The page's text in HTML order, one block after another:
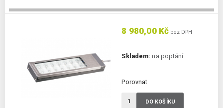
8 980,00 Kč bez DPH
Skladem: na poptání
Porovnat
DO KOŠÍKU